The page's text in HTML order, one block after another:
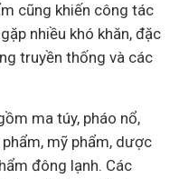
cũng khiến công tác
nhiều khó khăn, đặc
truyền thống và các
ma túy, pháo nổ,
mỹ phẩm, dược
đông lạnh. Các